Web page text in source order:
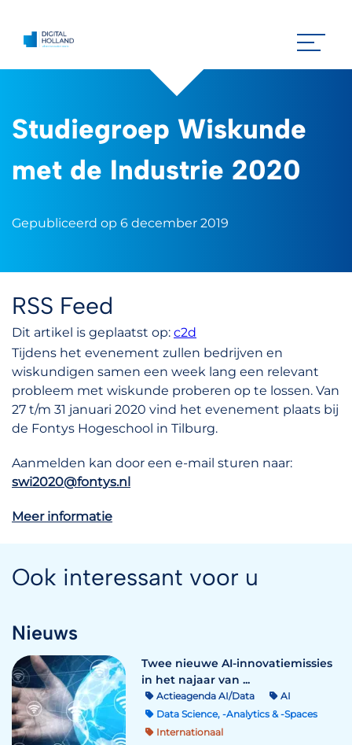
Studiegroep Wiskunde
met de Industrie 2020
Gepubliceerd op 6 december 2019
RSS Feed
Dit artikel is geplaatst op: c2d
Tijdens het evenement zullen bedrijven en
wiskundigen samen een week lang een relevant
probleem met wiskunde proberen op te lossen. Van
27 t/m 31 januari 2020 vind het evenement plaats bij
de Fontys Hogeschool in Tilburg.
Aanmelden kan door een e-mail sturen naar:
swi2020@fontys.nl
Meer informatie
Ook interessant voor u
Nieuws
Twee nieuwe AI-innovatiemissies
in het najaar van ...
Actieagenda AI/Data
AI
Data Science, -Analytics & -Spaces
Internationaal